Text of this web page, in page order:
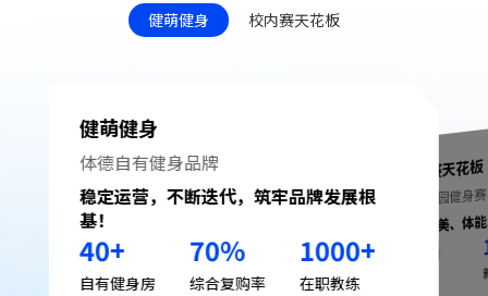
健萌健身 校内赛天花板
健萌健身
体德⾃有健身品牌
稳定运营，不断迭代，筑牢品牌发展根
基！
40+
自有健身房
70%
综合复购率
1000+
在职教练
校内赛天花板
打造校园健
覆盖健美、
届